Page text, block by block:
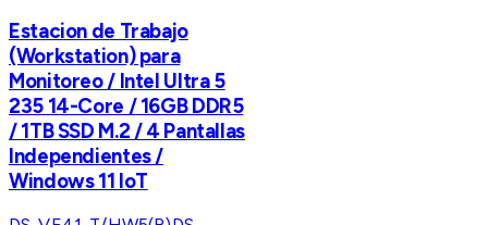
Estacion de Trabajo
(Workstation) para
Monitoreo / Intel Ultra 5
235 14-Core / 16GB DDR5
/ 1TB SSD M.2 / 4 Pantallas
Independientes /
Windows 11 IoT